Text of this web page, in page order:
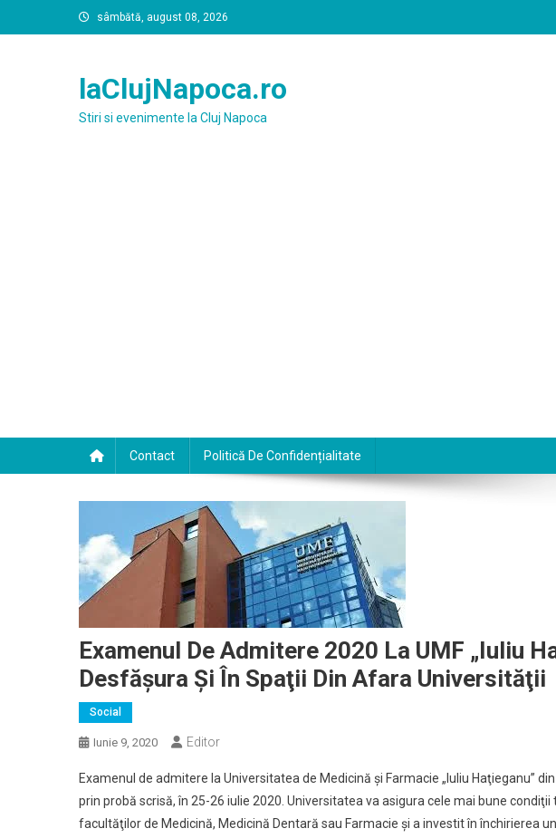
to
sâmbătă, august 08, 2026
laClujNapoca.ro
Stiri si evenimente la Cluj Napoca
Contact Politică De Confidențialitate
Examenul De Admitere 2020 La UMF „Iuliu
Desfăşura Şi În Spaţii Din Afara Universităţii
Social
Iunie 9, 2020 Editor
Examenul de admitere la Universitatea de Medicină şi Farmacie „Iuliu Haţieganu”
prin probă scrisă, în 25-26 iulie 2020. Universitatea va asigura cele mai bune
facultăţilor de Medicină, Medicină Dentară sau Farmacie şi a investit în închirierea